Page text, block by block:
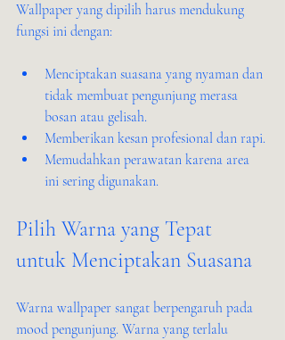
Wallpaper yang dipilih harus mendukung
fungsi ini dengan:
Menciptakan suasana yang nyaman dan
tidak membuat pengunjung merasa
bosan atau gelisah.
Memberikan kesan profesional dan rapi.
Memudahkan perawatan karena area
ini sering digunakan.
Pilih Warna yang Tepat
untuk Menciptakan Suasana
Warna wallpaper sangat berpengaruh pada
mood pengunjung. Warna yang terlalu